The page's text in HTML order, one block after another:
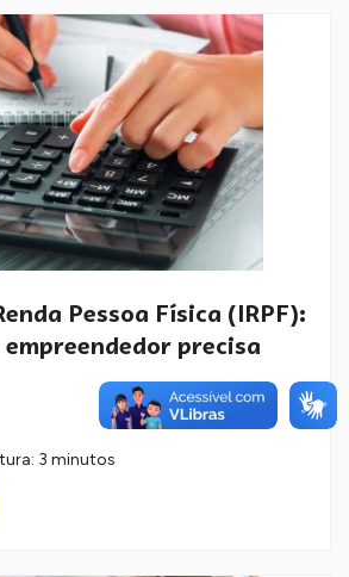
Pessoa Física (IRPF):
precisa
3 minutos